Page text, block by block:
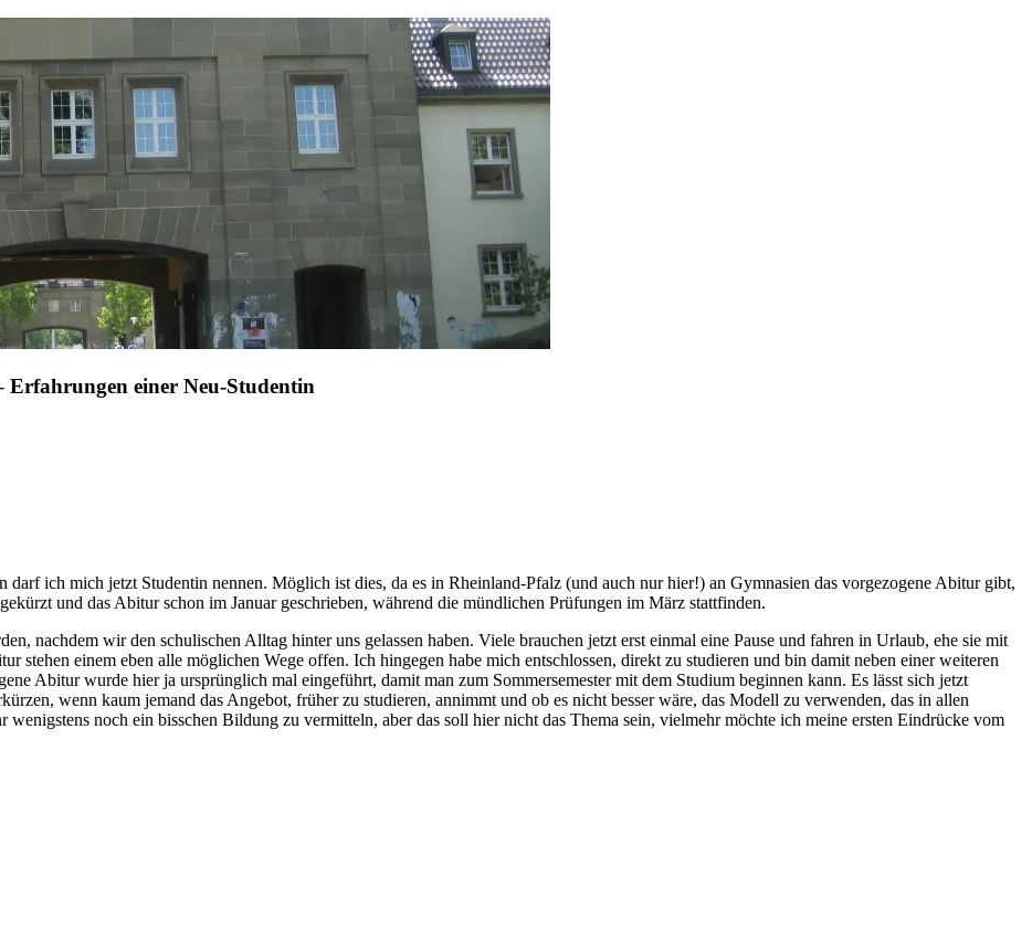
einer Neu-Studentin
ich mich jetzt Studentin nennen. Möglich ist dies, da es in Rheinland-Pfalz (und auch nur hier!) an Gymnasien das vorgezogene Abitur gibt,
und das Abitur schon im Januar geschrieben, während die mündlichen Prüfungen im März stattfinden.
nachdem wir den schulischen Alltag hinter uns gelassen haben. Viele brauchen jetzt erst einmal eine Pause und fahren in Urlaub, ehe sie mit
stehen einem eben alle möglichen Wege offen. Ich hingegen habe mich entschlossen, direkt zu studieren und bin damit neben einer weiteren
Abitur wurde hier ja ursprünglich mal eingeführt, damit man zum Sommersemester mit dem Studium beginnen kann. Es lässt sich jetzt
wenn kaum jemand das Angebot, früher zu studieren, annimmt und ob es nicht besser wäre, das Modell zu verwenden, das in allen
noch ein bisschen Bildung zu vermitteln, aber das soll hier nicht das Thema sein, vielmehr möchte ich meine ersten Eindrücke vom